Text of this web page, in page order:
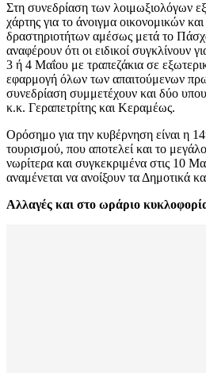
Στη συνεδρίαση των λοιμωξιολόγων
χάρτης για το άνοιγμα οικονομικών
δραστηριοτήτων αμέσως μετά το
αναφέρουν ότι οι ειδικοί συγκλίνουν
3 ή 4 Μαΐου με τραπεζάκια σε
εφαρμογή όλων των απαιτούμενων
συνεδρίαση συμμετέχουν και δύο
κ.κ. Γεραπετρίτης και Κεραμέως.
Ορόσημο για την κυβέρνηση είναι η
τουρισμού, που αποτελεί και το
νωρίτερα και συγκεκριμένα στις 10
αναμένεται να ανοίξουν τα Δημοτικά
Αλλαγές και στο ωράριο